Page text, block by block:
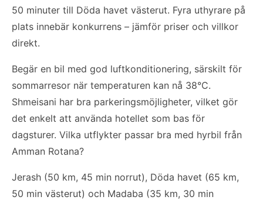
50 minuter till Döda havet västerut. Fyra uthyrare på
plats innebär konkurrens – jämför priser och villkor
direkt.
Begär en bil med god luftkonditionering, särskilt för
sommarresor när temperaturen kan nå 38°C.
Shmeisani har bra parkeringsmöjligheter, vilket gör
det enkelt att använda hotellet som bas för
dagsturer. Vilka utflykter passar bra med hyrbil från
Amman Rotana?
Jerash (50 km, 45 min norrut), Döda havet (65 km,
50 min västerut) och Madaba (35 km, 30 min